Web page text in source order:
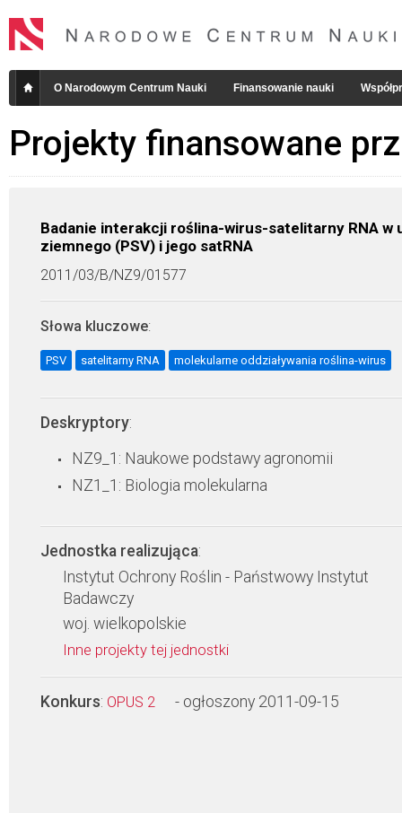
O Narodowym Centrum Nauki Finansowanie nauki
Projekty finansowane
Badanie interakcji roślina-wirus-satelitarny RNA
ziemnego (PSV) i jego satRNA
2011/03/B/NZ9/01577
Słowa kluczowe:
PSV satelitarny RNA molekularne oddziaływania roślina-wirus
Deskryptory:
NZ9_1: Naukowe podstawy agronomii
NZ1_1: Biologia molekularna
Jednostka realizująca:
Instytut Ochrony Roślin - Państwowy Instytut
Badawczy
woj. wielkopolskie
Inne projekty tej jednostki
Konkurs: OPUS 2 - ogłoszony 2011-09-15